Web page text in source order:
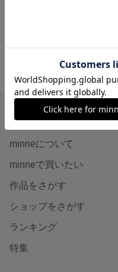
minneを知る
minneについて
minneで買いたい
作品をさがす
ショップをさがす
ランキング
特集